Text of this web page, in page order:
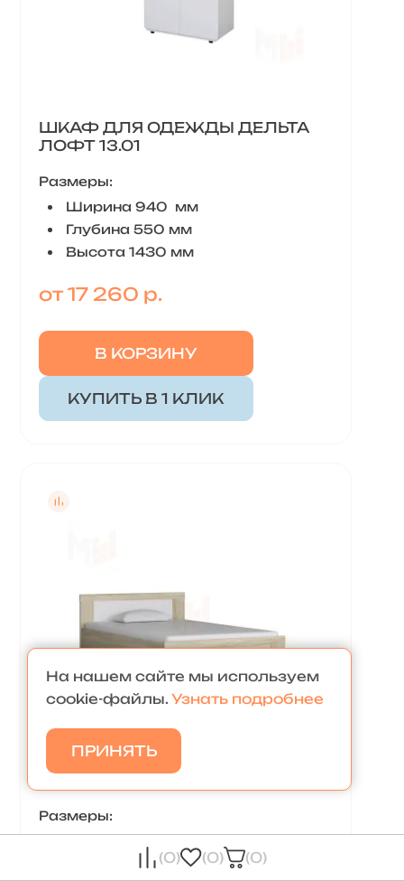
(0) (0) (0)
ШКАФ ДЛЯ ОДЕЖДЫ ДЕЛЬТА
ЛОФТ 13.01
Размеры:
Ширина 940 мм
Глубина 550 мм
Высота 1430 мм
от 17 260 р.
В КОРЗИНУ
КУПИТЬ В 1 КЛИК
КРОВАТЬ ПОЛУТОРОСПАЛЬНАЯ
Размеры:
Глубина 1270 мм
На нашем сайте мы используем
cookie-файлы. Узнать подробнее
ПРИНЯТЬ